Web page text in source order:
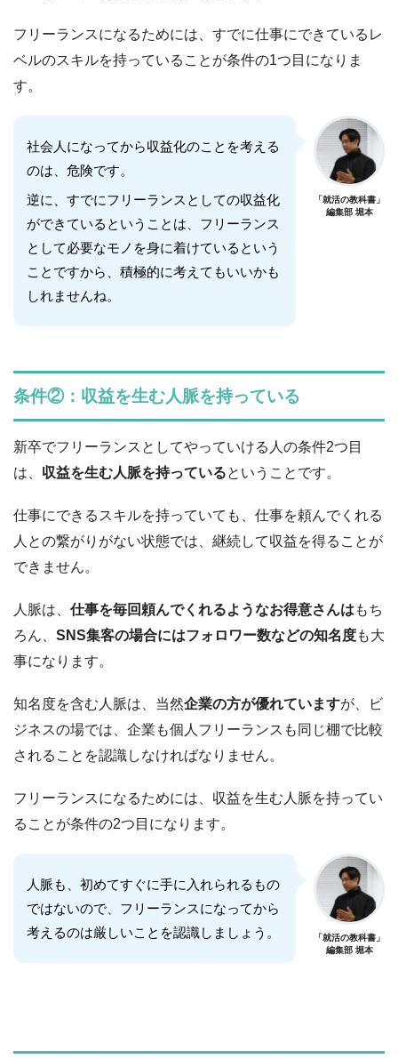
フリーランスになるためには、すでに仕事にできているレ
ベルのスキルを持っていることが条件の1つ目になりま
す。
社会人になってから収益化のことを考える
のは、危険です。
逆に、すでにフリーランスとしての収益化
ができているということは、フリーランス
として必要なモノを身に着けているという
ことですから、積極的に考えてもいいかも
しれませんね。
「就活の教科書」
編集部 堀本
条件②：収益を生む人脈を持っている
新卒でフリーランスとしてやっていける人の条件2つ目
は、 収益を生む人脈を持っているということです。
仕事にできるスキルを持っていても、仕事を頼んでくれる
人との繋がりがない状態では、継続して収益を得ることが
できません。
人脈は、 仕事を毎回頼んでくれるようなお得意さんは もち
ろん、 SNS集客の場合にはフォロワー数などの知名度も大
事になります。
知名度を含む人脈は、当然企業の方が優れていますが、ビ
ジネスの場では、企業も個人フリーランスも同じ棚で比較
されることを認識しなければなりません。
フリーランスになるためには、収益を生む人脈を持ってい
ることが条件の2つ目になります。
人脈も、初めてすぐに手に入れられるもの
ではないので、フリーランスになってから
考えるのは厳しいことを認識しましょう。
「就活の教科書」
編集部 堀本